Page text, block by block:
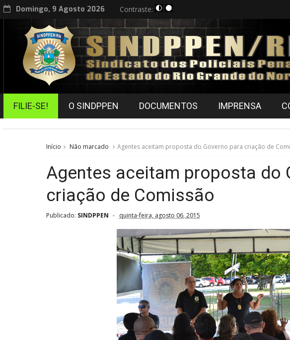
Domingo, 9 Agosto 2026 Contraste:
FILIE-SE! O SINDPPEN DOCUMENTOS IMPRENSA
Início Não marcado Agentes aceitam proposta do Governo para criação de
Agentes aceitam proposta do
criação de Comissão
Publicado: SINDPPEN quinta-feira, agosto 06, 2015